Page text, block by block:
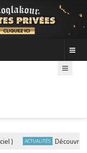
ACTUALITÉS Découvre les